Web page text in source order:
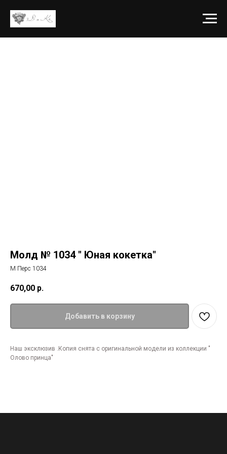
Молд № 1034 " Юная кокетка"
М Перс 1034
670,00 р.
Добавить в корзину
Наш эксклюзив .Копия снята с оригинальной модели из коллекции "
Олово принца"